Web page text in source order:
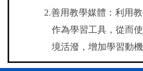
2.善用教學媒體：利用
作為學習工具，從而
境活潑，增加學習動機